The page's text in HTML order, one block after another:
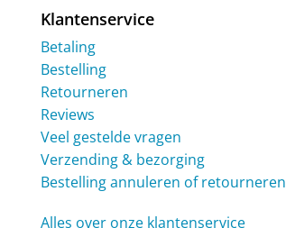
Klantenservice
Betaling
Bestelling
Retourneren
Reviews
Veel gestelde vragen
Verzending & bezorging
Bestelling annuleren of retourneren
Alles over onze klantenservice